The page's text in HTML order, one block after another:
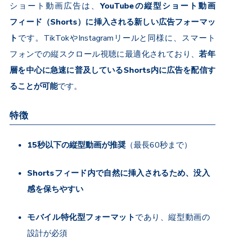
ショート動画広告は、 YouTubeの縦型ショート動画
フィード（Shorts）に挿入される新しい広告フォーマッ
ト です。 TikTokやInstagram リールと同様に、スマート
フォンでの縦スクロール視聴に最適化されており、若年
層を中心に急速に普及しているShorts内に広告を配信す
ることが可能です。
特徴
15秒以下の縦型動画が推奨 （最長60秒まで）
Shortsフィード内で自然に挿入されるため、没入
感を保ちやすい
モバイル特化型フォーマットであり、縦型動画の
設計が必須